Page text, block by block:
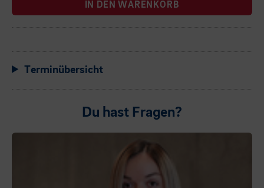
IN DEN WARENKORB
Terminübersicht
Du hast Fragen?